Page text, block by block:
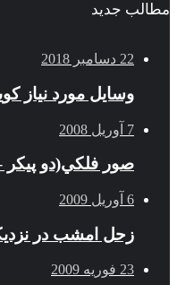
مطالب جدید
22 دسامبر 2018
وسایل مورد نیاز
7 آوریل 2008
صور فلكي(دو پیکر
6 آوریل 2009
زحل امشب در
23 فوریه 2009